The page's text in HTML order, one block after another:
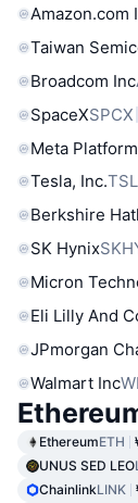
Amazon.com
Taiwan
Broadcom Inc
SpaceXSPCX
Meta
Tesla, Inc.
Berkshire
SK Hynix
Micron
Eli Lilly And
JPmorgan
Walmart Inc
EthereumETH
UNUS SED LEO
ChainlinkLINK